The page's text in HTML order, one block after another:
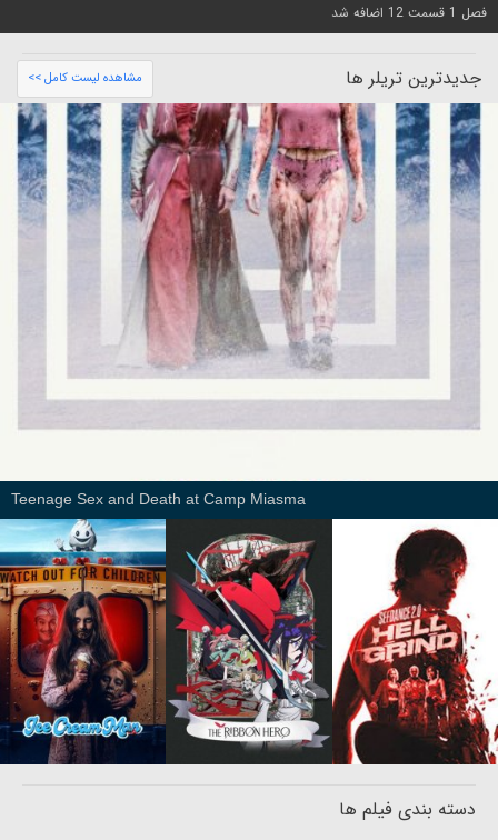
فصل 1 قسمت 12 اضافه شد
جدیدترین تریلر ها مشاهده لیست کامل >>
Teenage Sex and Death at Camp Miasma
دسته بندی فیلم ها